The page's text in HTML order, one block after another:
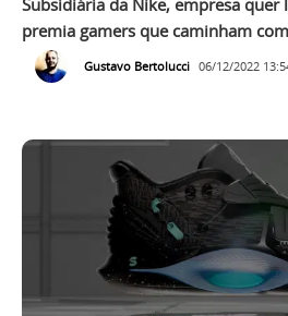
Subsidiária da Nike, empresa quer
premia gamers que caminham
Gustavo Bertolucci 06/12/2022